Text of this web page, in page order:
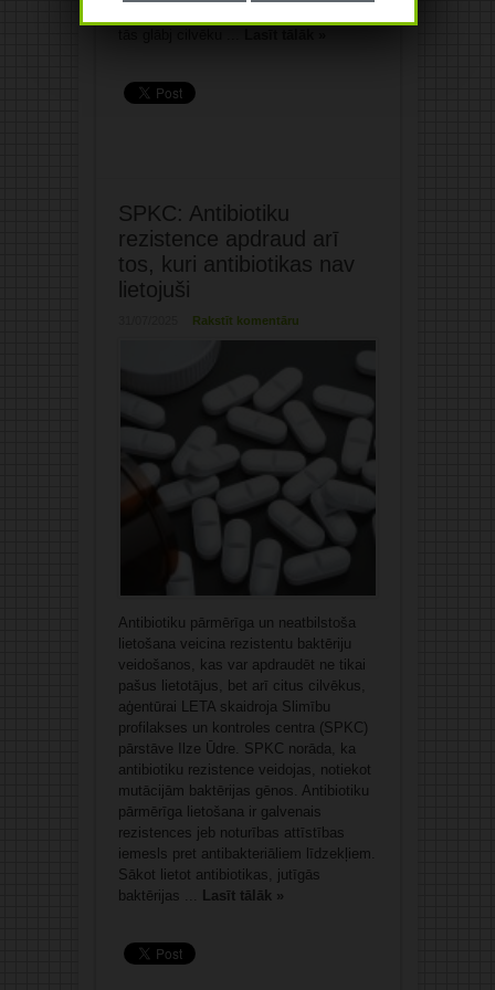
SPKC: Antibiotiku
rezistence apdraud arī
tos, kuri antibiotikas nav
lietojuši
Rakstīt komentāru
Antibiotiku pārmērīga un neatbilstoša
lietošana veicina rezistentu baktēriju
veidošanos, kas var apdraudēt ne tikai
pašus lietotājus, bet arī citus cilvēkus,
aģentūrai LETA skaidroja Slimību
profilakses un kontroles centra (SPKC)
pārstāve Ilze Ūdre. SPKC norāda, ka
antibiotiku rezistence veidojas, notiekot
mutācijām baktērijas gēnos. Antibiotiku
pārmērīga lietošana ir galvenais
rezistences jeb noturības attīstības
iemesls pret antibakteriāliem līdzekļiem.
Sākot lietot antibiotikas, jutīgās
baktērijas ...
Lasīt tālāk »